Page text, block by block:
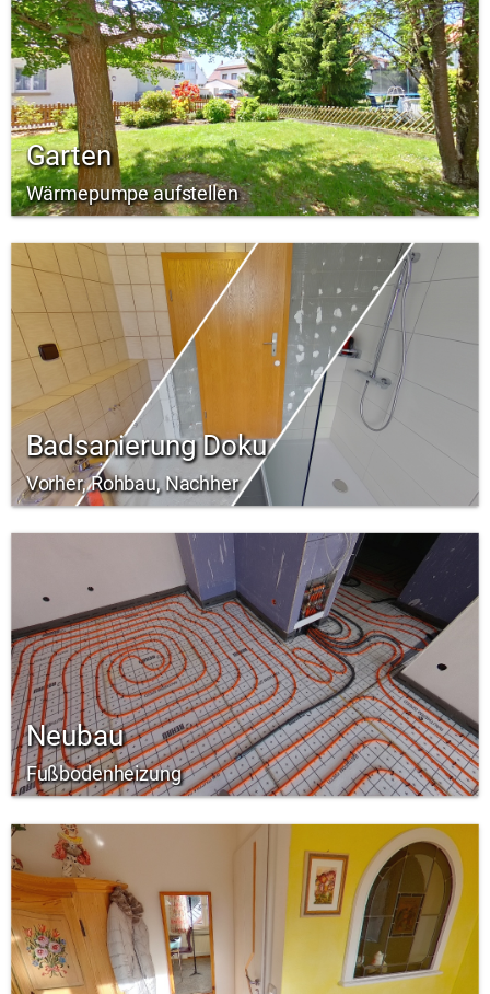
Garten
Wärmepumpe aufstellen
Badsanierung Doku
Vorher, Rohbau, Nachher
Neubau
Fußbodenheizung